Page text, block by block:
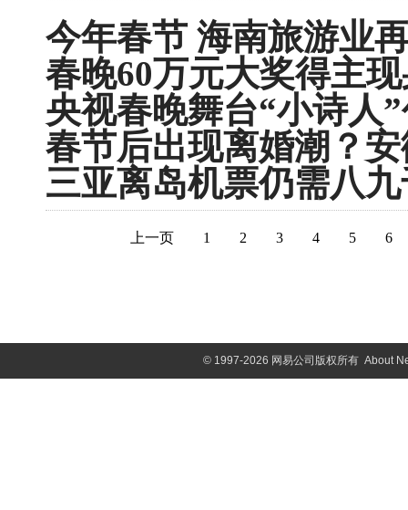
今年春节 海南旅游业
春晚60万元大奖得主
央视春晚舞台“小诗人
春节后出现离婚潮？
三亚离岛机票仍需八
上一页 1 2 3 4 5 6
©1997-2026 网易公司版权所有 About